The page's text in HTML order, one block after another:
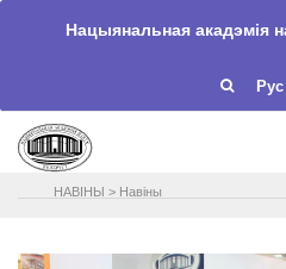
Нацыянальная акадэмія
Рус
НАВIНЫ > Навіны